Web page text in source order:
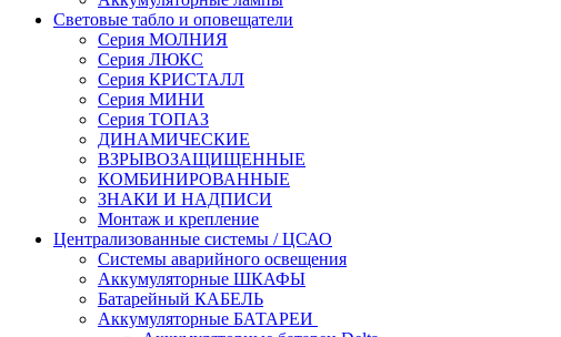
Световые табло и оповещатели
Серия МОЛНИЯ
Серия ЛЮКС
Серия КРИСТАЛЛ
Серия МИНИ
Серия ТОПАЗ
ДИНАМИЧЕСКИЕ
ВЗРЫВОЗАЩИЩЕННЫЕ
КОМБИНИРОВАННЫЕ
ЗНАКИ И НАДПИСИ
Монтаж и крепление
Централизованные системы / ЦСАО
Системы аварийного освещения
Аккумуляторные ШКАФЫ
Батарейный КАБЕЛЬ
Аккумуляторные БАТАРЕИ